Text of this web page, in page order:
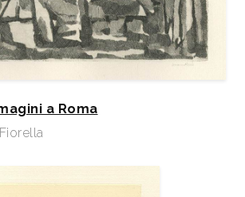
al 26 maggio 1963 alla V
italiana contemporanea, che
3 acqueforti.
a Roma